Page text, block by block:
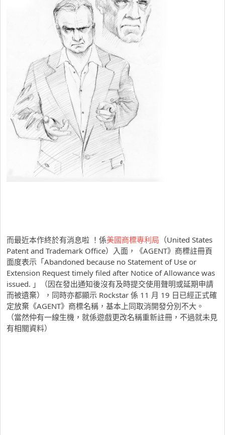
而最近本作終於有消息啦 ！係美國商標專利局 （United States
Patent and Trademark Office）入面，《AGENT》商標註冊頁
面度表示「Abandoned because no Statement of Use or
Extension Request timely filed after Notice of Allowance was
issued. 」（因在發出通知後沒有及時提交使用聲明或延期申請
而被遺棄），同時亦都顯示 Rockstar 係 11 月 19 日已經正式確
定放棄《AGENT》商標名稱，基本上同取消開發分別不大。
（當然仲有一線生機，就係遊戲更改名稱重新註冊，不過就未見
有相關資料）